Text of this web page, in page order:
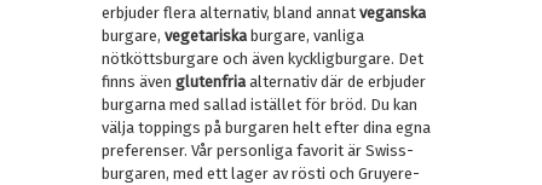
erbjuder flera alternativ, bland annat veganska
burgare, vegetariska burgare, vanliga
nötköttsburgare och även kyckligburgare. Det
finns även glutenfria alternativ där de erbjuder
burgarna med sallad istället för bröd. Du kan
välja toppings på burgaren helt efter dina egna
preferenser. Vår personliga favorit är Swiss-
burgaren, med ett lager av rösti och Gruyere-